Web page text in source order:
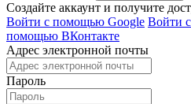
Создайте аккаунт и получите
Войти с помощью Google Войти
помощью ВКонтакте
Адрес электронной почты
Пароль